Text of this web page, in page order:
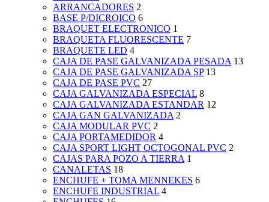
ARRANCADORES 2
BASE P/DICROICO 6
BRAQUET ELECTRONICO 1
BRAQUETA FLUORESCENTE 7
BRAQUETE LED 4
CAJA DE PASE GALVANIZADA PESADA 13
CAJA DE PASE GALVANIZADA SP 13
CAJA DE PASE PVC 27
CAJA GALVANIZADA ESPECIAL 8
CAJA GALVANIZADA ESTANDAR 12
CAJA GAN GALVANIZADA 2
CAJA MODULAR PVC 2
CAJA PORTAMEDIDOR 4
CAJA SPORT LIGHT OCTOGONAL PVC 2
CAJAS PARA POZO A TIERRA 1
CANALETAS 18
ENCHUFE + TOMA MENNEKES 6
ENCHUFE INDUSTRIAL 4